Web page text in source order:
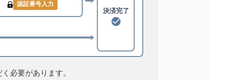
認証番号入力
決済完了
必要があります。